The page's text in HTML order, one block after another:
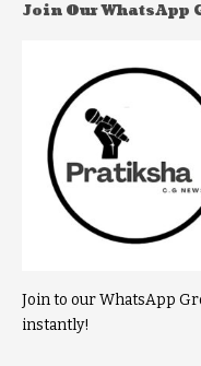
Join Our WhatsApp
Join to our WhatsApp
instantly!